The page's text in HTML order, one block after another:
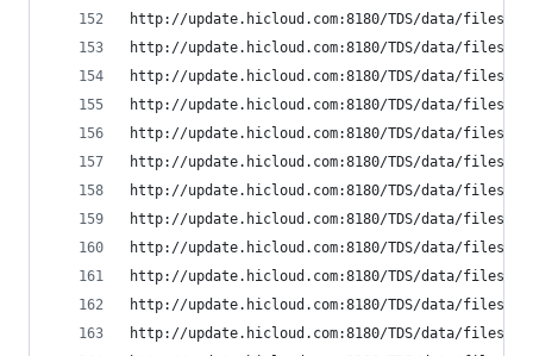
http://update.hicloud.com:8180/TDS/data/files/p9/
http://update.hicloud.com:8180/TDS/data/files/p9/
http://update.hicloud.com:8180/TDS/data/files/p9/
http://update.hicloud.com:8180/TDS/data/files/
http://update.hicloud.com:8180/TDS/data/files/
http://update.hicloud.com:8180/TDS/data/files/p9/
http://update.hicloud.com:8180/TDS/data/files/p9/
http://update.hicloud.com:8180/TDS/data/files/p9/
http://update.hicloud.com:8180/TDS/data/files/p9/
http://update.hicloud.com:8180/TDS/data/files/p9/
http://update.hicloud.com:8180/TDS/data/files/p9/
http://update.hicloud.com:8180/TDS/data/files/p9/